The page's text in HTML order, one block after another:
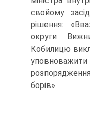
свойому
рішення:
округи
Кобилицю
борів».